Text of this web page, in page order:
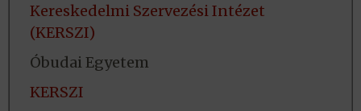
Kereskedelmi Szervezési Intézet
(KERSZI)
Óbudai Egyetem
KERSZI